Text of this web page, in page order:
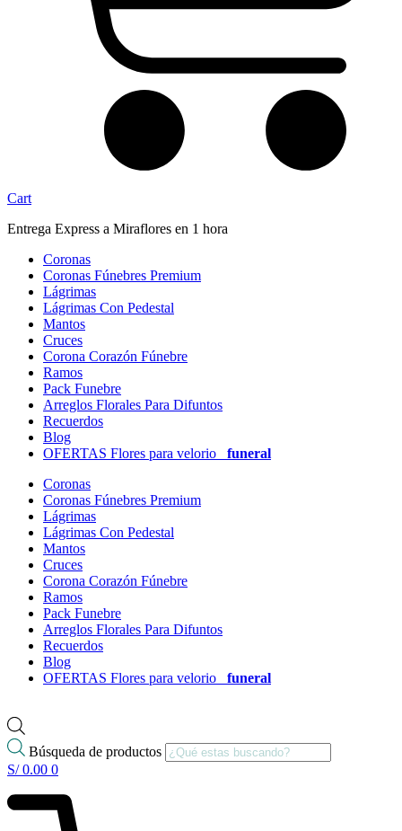
Cart
Entrega Express a Miraflores en 1 hora
Coronas
Coronas Fúnebres Premium
Lágrimas
Lágrimas Con Pedestal
Mantos
Cruces
Corona Corazón Fúnebre
Ramos
Pack Funebre
Arreglos Florales Para Difuntos
Recuerdos
Blog
OFERTAS Flores para velorio funeral
Coronas
Coronas Fúnebres Premium
Lágrimas
Lágrimas Con Pedestal
Mantos
Cruces
Corona Corazón Fúnebre
Ramos
Pack Funebre
Arreglos Florales Para Difuntos
Recuerdos
Blog
OFERTAS Flores para velorio funeral
Búsqueda de productos
S/0.00 0